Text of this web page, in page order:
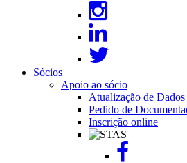
Sócios
Apoio ao sócio
Atualização de Dados
Pedido de
Inscrição online
Image